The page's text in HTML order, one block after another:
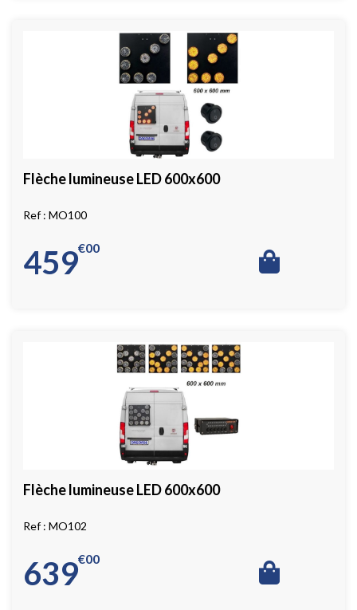
Flèche lumineuse LED 600x600
MO100
459 00
€
Flèche lumineuse LED 600x600
MO102
639 00
€